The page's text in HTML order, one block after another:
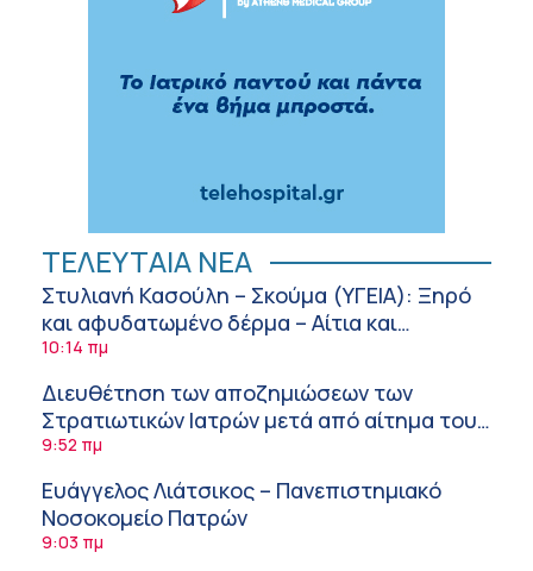
ΤΕΛΕΥΤΑΙΑ ΝΕΑ
Στυλιανή Κασούλη – Σκούμα (ΥΓΕΙΑ): Ξηρό
και αφυδατωμένο δέρμα – Αίτια και
αντιμετώπιση
10:14 πμ
Διευθέτηση των αποζημιώσεων των
Στρατιωτικών Ιατρών μετά από αίτημα του
ΙΣΑ
9:52 πμ
Ευάγγελος Λιάτσικος – Πανεπιστημιακό
Νοσοκομείο Πατρών
9:03 πμ